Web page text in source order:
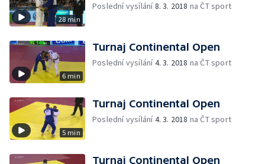
28 min
Poslední vysílání8. 3. 2018 na ČT sport
6 min
Turnaj Continental Open
Poslední vysílání4. 3. 2018 na ČT sport
5 min
Turnaj Continental Open
Poslední vysílání4. 3. 2018 na ČT sport
Turnaj Continental Open